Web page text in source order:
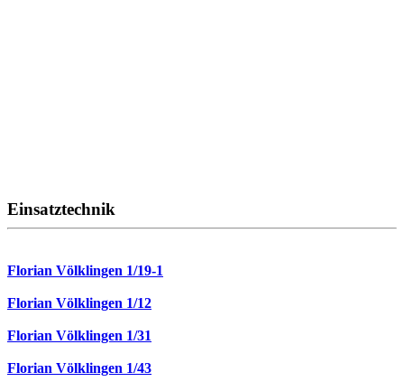
Einsatztechnik
Florian Völklingen 1/19-1
Florian Völklingen 1/12
Florian Völklingen 1/31
Florian Völklingen 1/43